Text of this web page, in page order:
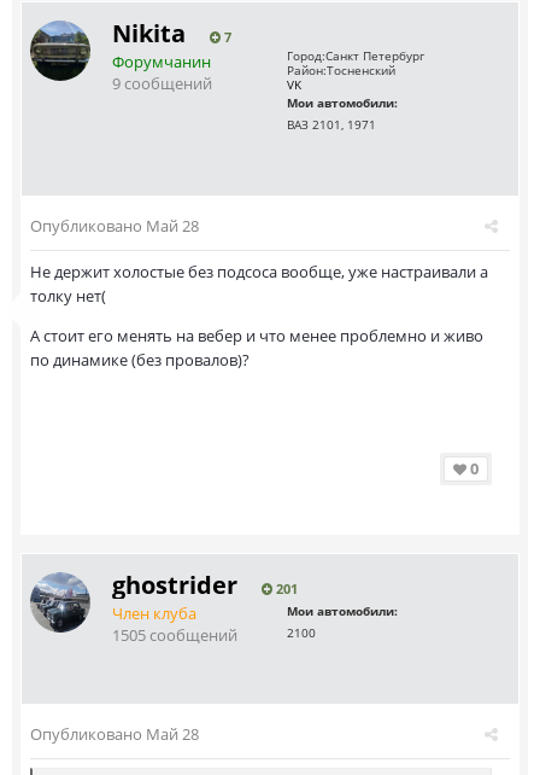
Nikita 7
Форумчанин
9 сообщений
Город:Санкт Петербург
Район:Тосненский
VK
Мои автомобили:
ВАЗ 2101, 1971
Опубликовано Май 28
Не держит холостые без подсоса вообще, уже настраивали а
толку нет(
А стоит его менять на вебер и что менее проблемно и живо
по динамике (без провалов)?
0
ghostrider 201
Член клуба
1505 сообщений
Мои автомобили:
2100
Опубликовано Май 28